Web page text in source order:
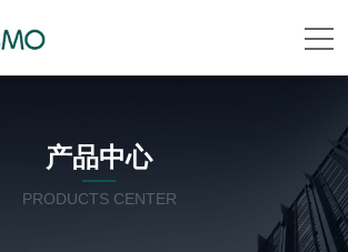
产品中心
PRODUCTS CENTER